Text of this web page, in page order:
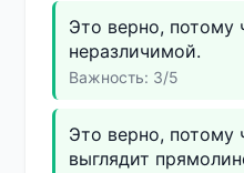
Это верно, потому
неразличимой.
Важность: 3/5
Это верно, потому
выглядит